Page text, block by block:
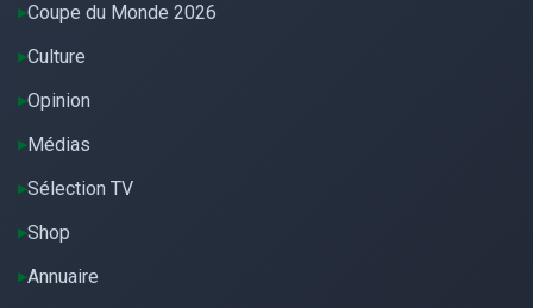
Coupe du Monde 2026
Culture
Opinion
Médias
Sélection TV
Shop
Annuaire